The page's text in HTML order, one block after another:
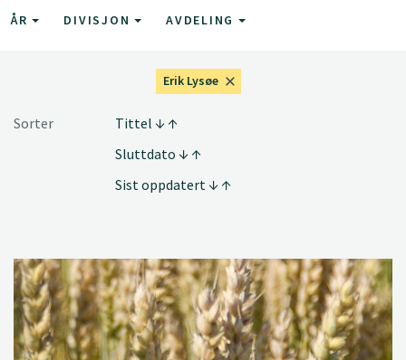
ÅR DIVISJON AVDELING
Erik Lysøe
Sorter
Tittel
Sluttdato
Sist oppdatert